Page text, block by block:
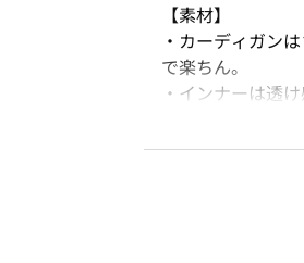
【素材】
・カーディガン
で楽ちん。
・インナーは透
・それぞれ別々